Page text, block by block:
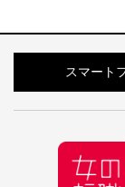
スマート